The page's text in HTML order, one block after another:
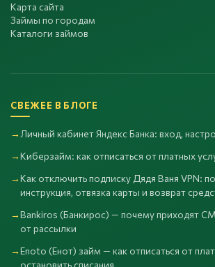
Карта сайта
Займы по городам
Каталоги займов
СВЕЖЕЕ В БЛОГЕ
Личный кабинет Яндекс Банка: вход,
Киберзайм: как отписаться от платных
Как отключить подписку Дядя Ваня VPN:
инструкция, отвязка карты и возврат
Bankiros (Банкирос) — почему приходят
от рассылки
Enoto (Енот) займ — как отписаться от
остановить списания